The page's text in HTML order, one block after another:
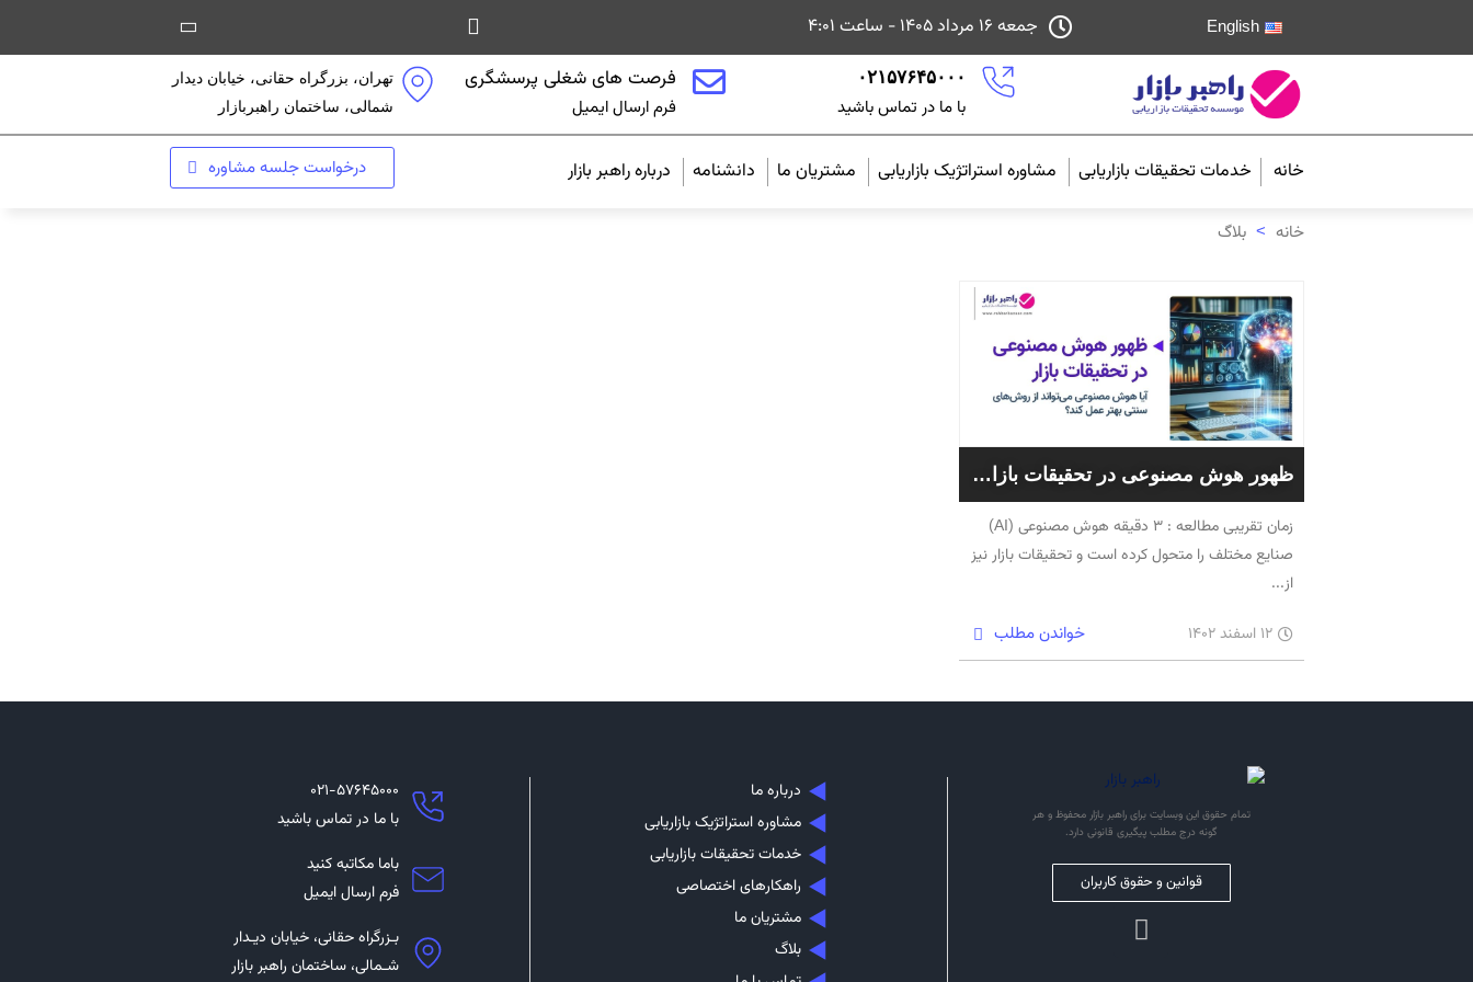
English جمعه ۱۶ مرداد ۱۴۰۵ - ساعت ۴:۰۱
۰۲۱۵۷۶۴۵۰۰۰
با ما در تماس باشید
فرصت های شغلی پرسشگری
فرم ارسال ایمیل
تهران، بزرگراه حقانی، خیابان دیدار
شمالی، ساختمان راهبربازار
خانه خدمات تحقیقات بازاریابی مشاوره استراتژیک بازاریابی مشتریان ما دانشنامه درباره راهبر بازار درخواست جلسه مشاوره
خانه > بلاگ
ظهور هوش مصنوعی در تحقیقات بازار: آیا هوش مصنوعی می‌تواند از روش‌های سنتی بهتر عمل کند؟
زمان تقریبی مطالعه : 3 دقیقه هوش مصنوعی (AI)
صنایع مختلف را متحول کرده است و تحقیقات بازار نیز
از...
12 اسفند 1402 خواندن مطلب
تمام حقوق این وبسایت برای راهبر بازار محفوظ و هر
گونه درج مطلب پیگیری قانونی دارد.
قوانین و حقوق کاربران
درباره ما
مشاوره استراتژیک بازاریابی
خدمات تحقیقات بازاریابی
راهکارهای اختصاصی
مشتریان ما
بلاگ
۰۲۱-۵۷۶۴۵۰۰۰
با ما در تماس باشید
باما مکاتبه کنید
فرم ارسال ایمیل
بـزرگراه حقانی، خیابان دیـدار
شـمالی، ساختمان راهبر بازار